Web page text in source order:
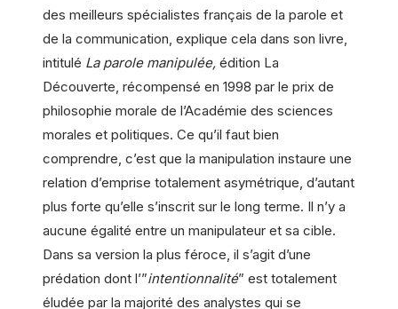
des meilleurs spécialistes français de la parole et
de la communication, explique cela dans son livre,
intitulé La parole manipulée, édition La
Découverte, récompensé en 1998 par le prix de
philosophie morale de l’Académie des sciences
morales et politiques. Ce qu’il faut bien
comprendre, c’est que la manipulation instaure une
relation d’emprise totalement asymétrique, d’autant
plus forte qu’elle s’inscrit sur le long terme. Il n’y a
aucune égalité entre un manipulateur et sa cible.
Dans sa version la plus féroce, il s’agit d’une
prédation dont l’”intentionnalité” est totalement
éludée par la majorité des analystes qui se